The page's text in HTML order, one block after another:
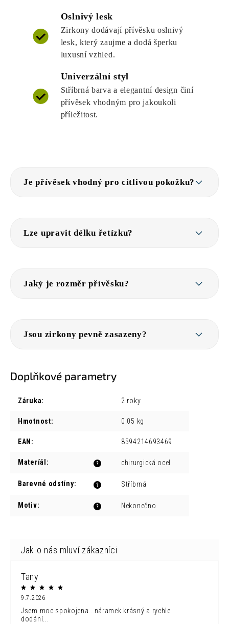
Oslnivý lesk
Zirkony dodávají přívěsku oslnivý
lesk, který zaujme a dodá šperku
luxusní vzhled.
Univerzální styl
Stříbrná barva a elegantní design činí
přívěsek vhodným pro jakoukoli
příležitost.
Je přívěsek vhodný pro citlivou pokožku?
Lze upravit délku řetízku?
Jaký je rozměr přívěsku?
Jsou zirkony pevně zasazeny?
Doplňkové parametry
Záruka: 2 roky
Hmotnost: 0.05 kg
EAN : 8594214693469
?
Materíál : chirurgická ocel
?
Barevné odstíny: Stříbrná
?
Motiv: Nekonečno
Tany
9.7.2026
Jsem moc spokojena...náramek krásný a rychle
dodání...